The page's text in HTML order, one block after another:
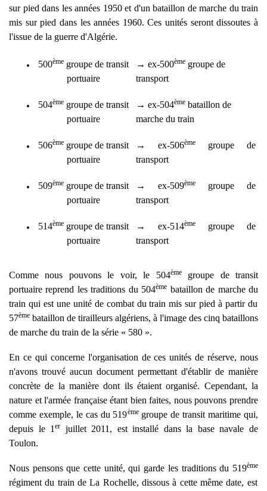
sur pied dans les années 1950 et d'un bataillon de marche du train
mis sur pied dans les années 1960. Ces unités seront dissoutes à
l'issue de la guerre d'Algérie.
500èmegroupe de transit
portuaire
→ ex-500ème groupe de
transport
504èmegroupe de transit
portuaire
→ ex-504ème bataillon de
marche du train
506èmegroupe de transit
portuaire
→ ex-506ème
groupe de
transport
509èmegroupe de transit
portuaire
→ ex-509ème
groupe de
transport
514èmegroupe de transit
portuaire
→ ex-514ème
groupe de
transport
Comme nous pouvons le voir, le 504èmegroupe de transit
portuaire reprend les traditions du 504ème bataillonde marche du
train qui est une unité de combat du train mis sur pied à partir du
57ème bataillon de tirailleurs algériens, à l'image des cinq bataillons
de marche du train de la série « 580 ».
En ce qui concerne l'organisation de ces unités de réserve, nous
n'avons trouvé aucun document permettant d'établir de manière
concrète de la manière dont ils étaient organisé. Cependant, la
nature et l'armée française étant bien faites, nous pouvons prendre
comme exemple, le cas du 519èmegroupe de transit maritime qui,
depuis le 1er
juillet 2011, est installé dans la base navale de
Toulon.
Nous pensons que cette unité, qui garde les traditions du 519ème
régiment du train de La Rochelle, dissous à cette même date, est